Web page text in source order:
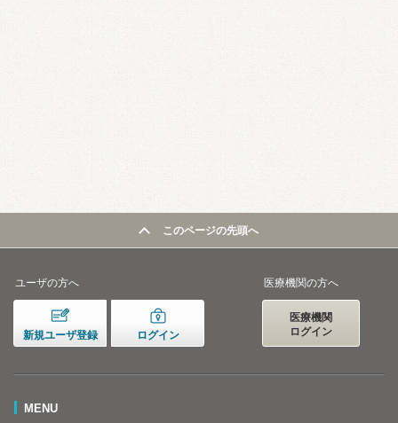
このページの先頭へ
ユーザの方へ
新規ユーザ登録 ログイン
医療機関の方へ
医療機関
ログイン
MENU